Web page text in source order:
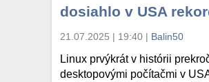
dosiahlo v USA
21.07.2025 | 19:40 | Balin50
Linux prvýkrát v histórii
desktopovými počítačmi v